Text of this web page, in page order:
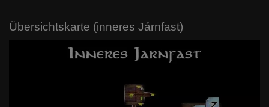
Übersichtskarte (inneres Járnfast)